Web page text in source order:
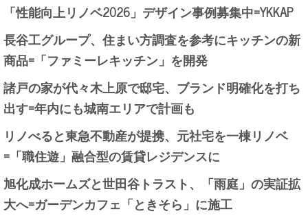
「性能向上リノベ2026」デザイン事例募集中=YKKAP
長谷工グループ、住まい方調査を参考にキッチンの新
商品=「ファミーレキッチン」を開発
諸戸の家が代々木上原で邸宅、ブランド明確化を打ち
出す=年内にも城南エリアで計画も
リノべると東急不動産が提携、元社宅を一棟リノベ
=「職住遊」融合型の賃貸レジデンスに
旭化成ホームズと世田谷トラスト、「雨庭」の実証拡
大へ=ガーデンカフェ「ときそら」に施工